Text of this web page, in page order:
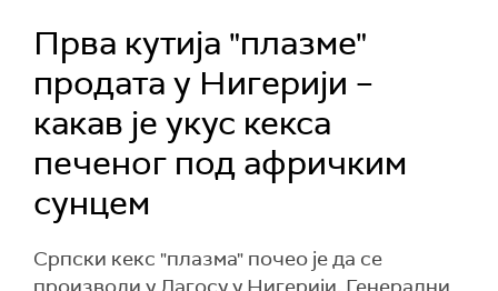
Прва кутија "плазме"
продата у Нигерији –
какав је укус кекса
печеног под афричким
сунцем
Српски кекс "плазма" почео је да се